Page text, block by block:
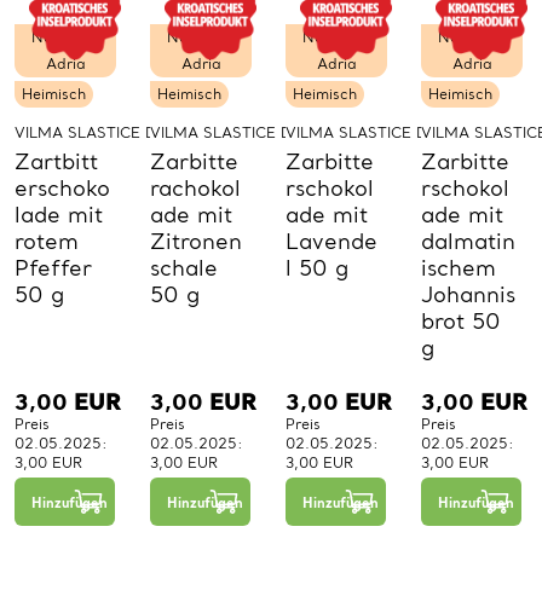
Heimisch
Nördliche
Adria
VILMA SLASTICE D.O.O.
Zartbitt
erschoko
lade mit
rotem
Pfeffer
50 g
3,00 EUR
Preis
02.05.2025:
3,00 EUR
Hinzufügen 1 +
Heimisch
Nördliche
Adria
VILMA SLASTICE D.O.O.
Zarbitte
rachokol
ade mit
Zitronen
schale
50 g
3,00 EUR
Preis
02.05.2025:
3,00 EUR
Hinzufügen 1 +
Heimisch
Nördliche
Adria
VILMA SLASTICE D.O.O.
Zarbitte
rschokol
ade mit
Lavende
l 50 g
3,00 EUR
Preis
02.05.2025:
3,00 EUR
Hinzufügen 1 +
Heimisch
Nördliche
Adria
VILMA
Zarbitte
rschokol
ade mit
dalmatin
ischem
Johannis
brot 50
g
3,00 EUR
Preis
02.05.2025:
3,00 EUR
Hinzufügen